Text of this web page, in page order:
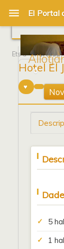
Ets a Portada
Hotel El
0
5
1